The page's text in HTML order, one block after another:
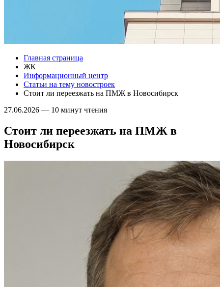
Главная страница
ЖК
Информационный центр
Статьи на тему новостроек
Стоит ли переезжать на ПМЖ в Новосибирск
27.06.2026 — 10 минут чтения
Стоит ли переезжать на ПМЖ в
Новосибирск